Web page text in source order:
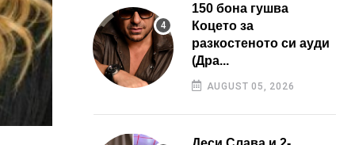
150 бона гушва
Коцето за
разкостеното си ауди
(Дра...
AUGUST 05, 2026